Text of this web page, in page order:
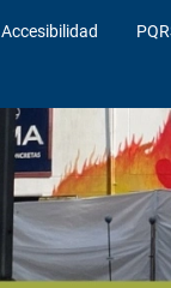
Accesibilidad